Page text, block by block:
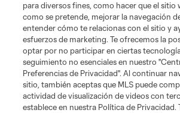
Tickets
News
MLSSOCCER.COM
para diversos fines, como hacer que el sitio
como se pretende, mejorar la navegación
entender cómo te relacionas con el sitio y
esfuerzos de marketing. Te ofrecemos la
optar por no participar en ciertas
seguimiento no esenciales en nuestro
Preferencias de Privacidad". Al continuar
sitio, también aceptas que MLS puede
actividad de visualización de videos con
establece en nuestra Política de Privacidad.